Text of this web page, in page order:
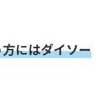
にはダイソー